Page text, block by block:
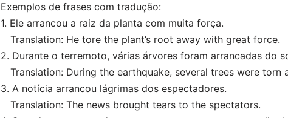
Exemplos de frases com tradução:
1. Ele arrancou a raiz da planta com muita força.
Translation: He tore the plant’s root away with great force.
2. Durante o terremoto, várias árvores foram arrancadas do
Translation: During the earthquake, several trees were torn
3. A notícia arrancou lágrimas dos espectadores.
Translation: The news brought tears to the spectators.